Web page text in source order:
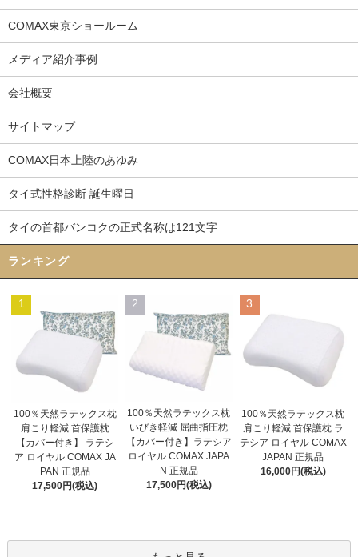
COMAX東京ショールーム
メディア紹介事例
会社概要
サイトマップ
COMAX日本上陸のあゆみ
タイ式性格診断 誕生曜日
タイの首都バンコクの正式名称は121文字
ランキング
1
100％天然ラテックス枕
肩こり軽減 首保護枕
【カバー付き】 ラテシ
ア ロイヤル COMAX JA
PAN 正規品
17,500円(税込)
2
100％天然ラテックス枕
いびき軽減 屈曲指圧枕
【カバー付き】ラテシア
ロイヤル COMAX JAPA
N 正規品
17,500円(税込)
3
100％天然ラテックス枕
肩こり軽減 首保護枕 ラ
テシア ロイヤル COMAX
JAPAN 正規品
16,000円(税込)